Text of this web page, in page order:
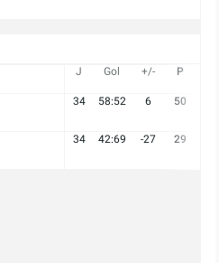
J
Gol +/- P
34 58:52 6 50
34 42:69 -27 29